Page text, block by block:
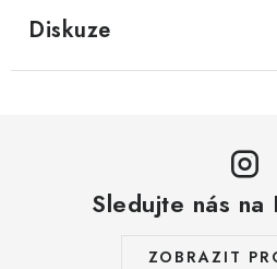
Diskuze
Sledujte nás na
ZOBRAZIT